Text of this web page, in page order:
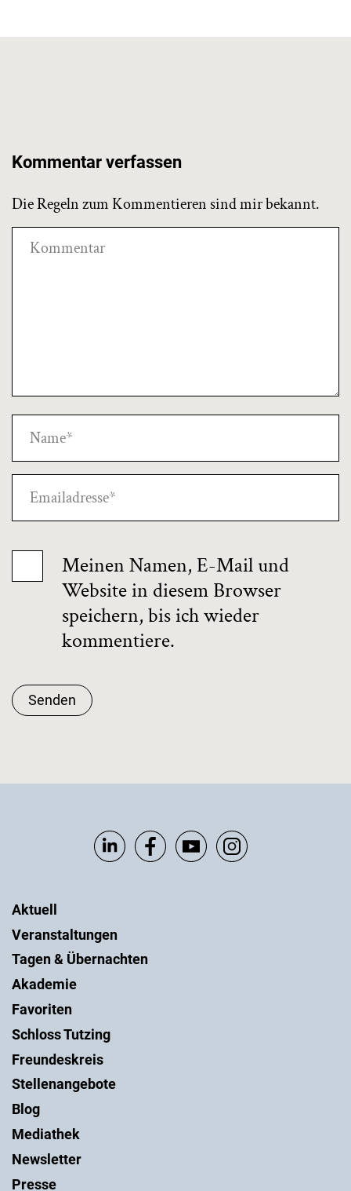
Kommentar verfassen
Die Regeln zum Kommentieren sind mir bekannt.
Meinen Namen, E-Mail und
Website in diesem Browser
speichern, bis ich wieder
kommentiere.
Senden
Aktuell
Veranstaltungen
Tagen & Übernachten
Akademie
Favoriten
Schloss Tutzing
Freundeskreis
Stellenangebote
Blog
Mediathek
Newsletter
Presse